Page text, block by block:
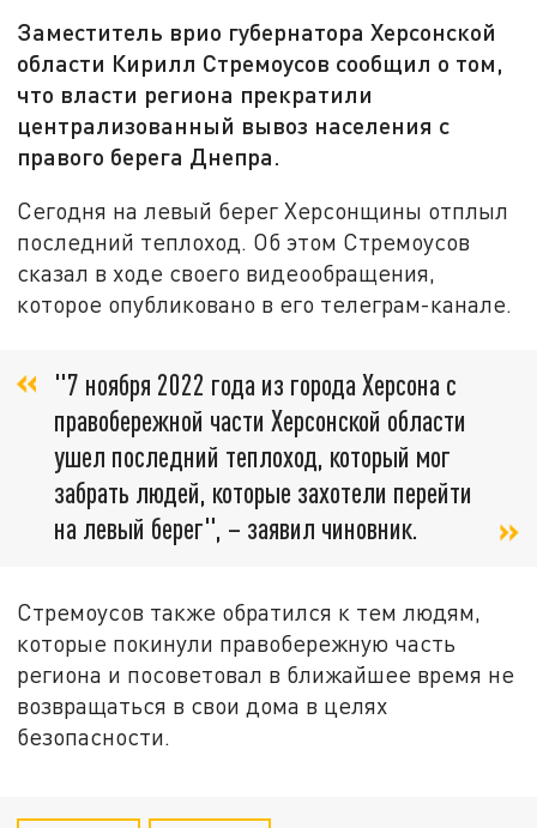
Заместитель врио губернатора Херсонской
области Кирилл Стремоусов сообщил о том,
что власти региона прекратили
централизованный вывоз населения с
правого берега Днепра.
Сегодня на левый берег Херсонщины отплыл
последний теплоход. Об этом Стремоусов
сказал в ходе своего видеообращения,
которое опубликовано в его телеграм-канале.
"7 ноября 2022 года из города Херсона с
правобережной части Херсонской области
ушел последний теплоход, который мог
забрать людей, которые захотели перейти
на левый берег", – заявил чиновник.
Стремоусов также обратился к тем людям,
которые покинули правобережную часть
региона и посоветовал в ближайшее время не
возвращаться в свои дома в целях
безопасности.